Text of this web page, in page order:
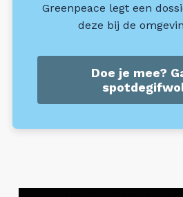
Greenpeace legt een
deze bij de
Doe je mee?